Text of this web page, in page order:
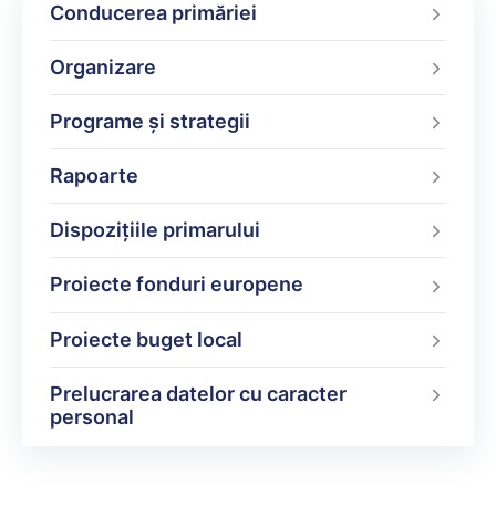
Conducerea primăriei
Organizare
Programe şi strategii
Rapoarte
Dispoziţiile primarului
Proiecte fonduri europene
Proiecte buget local
Prelucrarea datelor cu caracter
personal